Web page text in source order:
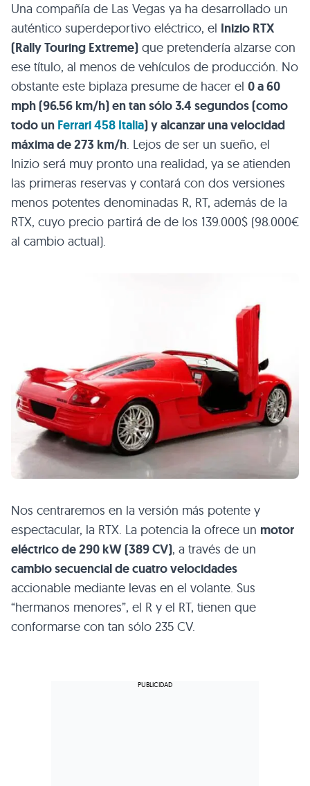
Una compañía de Las Vegas ya ha desarrollado un
auténtico superdeportivo eléctrico, el Inizio RTX
(Rally Touring Extreme) que pretendería alzarse con
ese título, al menos de vehículos de producción. No
obstante este biplaza presume de hacer el 0 a 60
mph (96.56 km/h) en tan sólo 3.4 segundos (como
todo un Ferrari 458 Italia) y alcanzar una velocidad
máxima de 273 km/h. Lejos de ser un sueño, el
Inizio será muy pronto una realidad, ya se atienden
las primeras reservas y contará con dos versiones
menos potentes denominadas R, RT, además de la
RTX, cuyo precio partirá de de los 139.000$ (98.000€
al cambio actual).
Nos centraremos en la versión más potente y
espectacular, la RTX. La potencia la ofrece un motor
eléctrico de 290 kW (389 CV), a través de un
cambio secuencial de cuatro velocidades
accionable mediante levas en el volante. Sus
“hermanos menores”, el R y el RT, tienen que
conformarse con tan sólo 235 CV.